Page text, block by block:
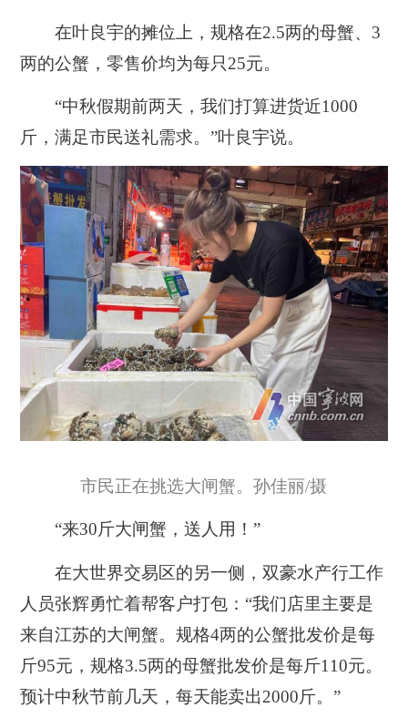
在叶良宇的摊位上，规格在2.5两的母蟹、3
两的公蟹，零售价均为每只25元。
“中秋假期前两天，我们打算进货近1000
斤，满足市民送礼需求。”叶良宇说。
市民正在挑选大闸蟹。孙佳丽/摄
“来30斤大闸蟹，送人用！”
在大世界交易区的另一侧，双豪水产行工作
人员张辉勇忙着帮客户打包：“我们店里主要是
来自江苏的大闸蟹。规格4两的公蟹批发价是每
斤95元，规格3.5两的母蟹批发价是每斤110元。
预计中秋节前几天，每天能卖出2000斤。”